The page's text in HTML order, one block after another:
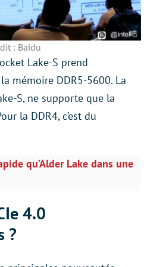
: Baidu
Lake-S prend
mémoire DDR5-5600. La
S, ne supporte que la
la DDR4, c’est du
qu’Alder Lake dans une
4.0
?